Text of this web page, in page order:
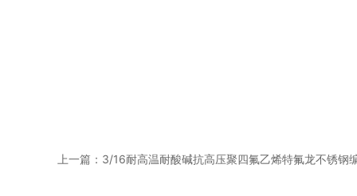
上一篇： 3/16耐高温耐酸碱抗高压聚四氟乙烯特氟龙不锈钢